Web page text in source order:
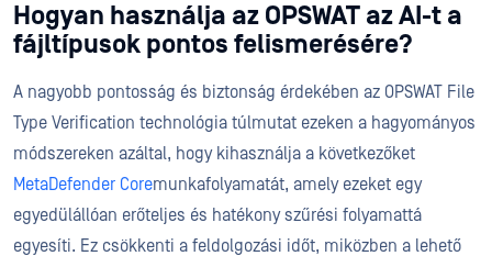
Hogyan használja az OPSWAT az AI-t a
fájltípusok pontos felismerésére?
A nagyobb pontosság és biztonság érdekében az OPSWAT File
Type Verification technológia túlmutat ezeken a hagyományos
módszereken azáltal, hogy kihasználja a következőket
MetaDefender Coremunkafolyamatát, amely ezeket egy
egyedülállóan erőteljes és hatékony szűrési folyamattá
egyesíti. Ez csökkenti a feldolgozási időt, miközben a lehető